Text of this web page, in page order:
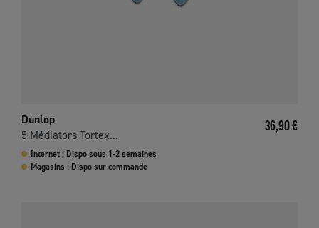
Dunlop
5 Médiators Tortex...
Prix
36,90 €
Internet : Dispo sous 1-2 semaines
Magasins : Dispo sur commande